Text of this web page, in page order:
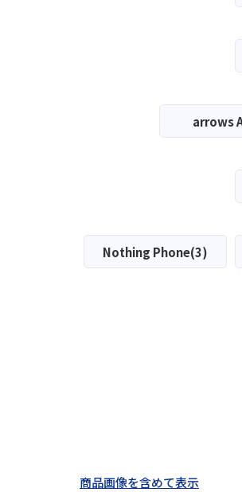
arrows
Nothing Phone(3)
商品画像を含めて表示